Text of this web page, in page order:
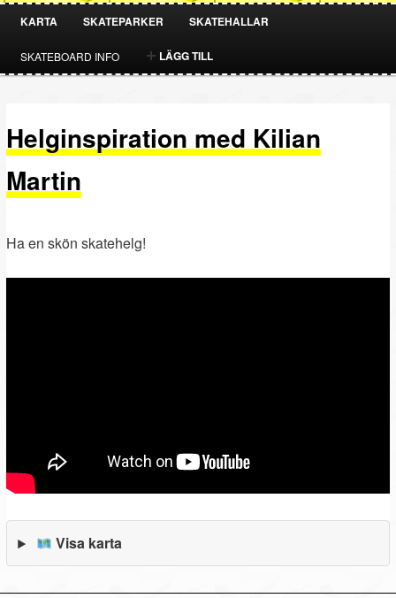
HOPPA
TILL
INNEHÅLL
HOPPA
TILL
INNEHÅLL
KARTA SKATEPARKER SKATEHALLAR
SKATEBOARD INFO LÄGG TILL
Helginspiration med Kilian
Martin
Ha en skön skatehelg!
Visa karta